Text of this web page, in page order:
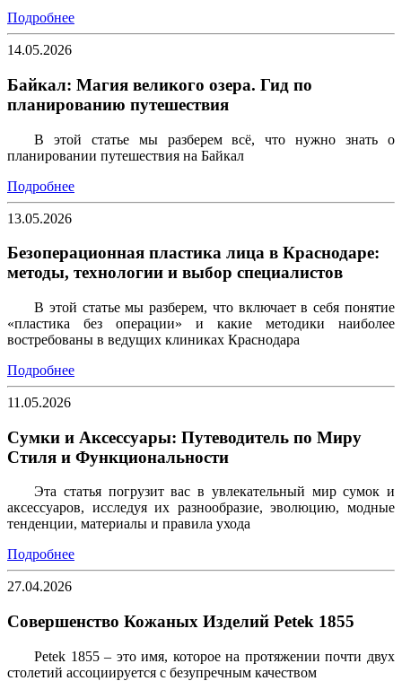
Подробнее
14.05.2026
Байкал: Магия великого озера. Гид по
планированию путешествия
В этой статье мы разберем всё, что нужно знать о
планировании путешествия на Байкал
Подробнее
13.05.2026
Безоперационная пластика лица в Краснодаре:
методы, технологии и выбор специалистов
В этой статье мы разберем, что включает в себя понятие
«пластика без операции» и какие методики наиболее
востребованы в ведущих клиниках Краснодара
Подробнее
11.05.2026
Сумки и Аксессуары: Путеводитель по Миру
Стиля и Функциональности
Эта статья погрузит вас в увлекательный мир сумок и
аксессуаров, исследуя их разнообразие, эволюцию, модные
тенденции, материалы и правила ухода
Подробнее
27.04.2026
Совершенство Кожаных Изделий Petek 1855
Petek 1855 – это имя, которое на протяжении почти двух
столетий ассоциируется с безупречным качеством